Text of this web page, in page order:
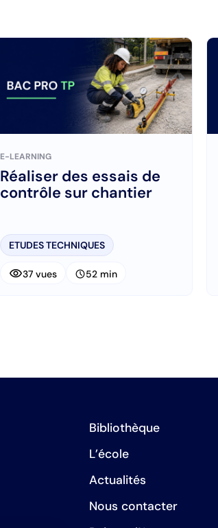
E-LEARNING
Réaliser des essais de
contrôle sur chantier
ETUDES TECHNIQUES
visibility37 vues schedule52 min
Bibliothèque
L’école
Actualités
Nous contacter